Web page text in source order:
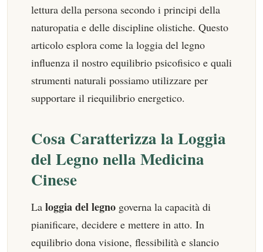
lettura della persona secondo i principi della
naturopatia e delle discipline olistiche. Questo
articolo esplora come la loggia del legno
influenza il nostro equilibrio psicofisico e quali
strumenti naturali possiamo utilizzare per
supportare il riequilibrio energetico.
Cosa Caratterizza la Loggia
del Legno nella Medicina
Cinese
La loggia del legno governa la capacità di
pianificare, decidere e mettere in atto. In
equilibrio dona visione, flessibilità e slancio